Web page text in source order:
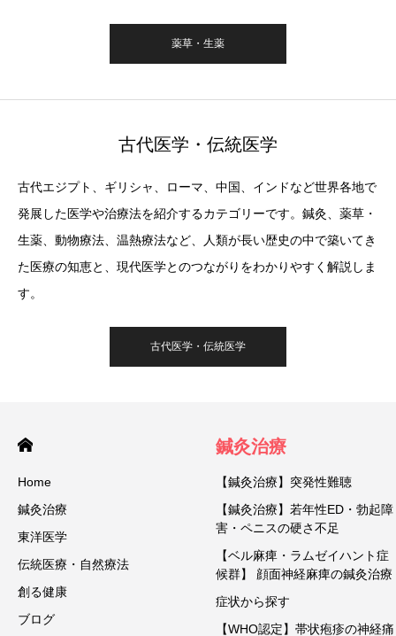
薬草・生薬
古代医学・伝統医学
古代エジプト、ギリシャ、ローマ、中国、インドなど世界各地で
発展した医学や治療法を紹介するカテゴリーです。鍼灸、薬草・
生薬、動物療法、温熱療法など、人類が長い歴史の中で築いてき
た医療の知恵と、現代医学とのつながりをわかりやすく解説しま
す。
古代医学・伝統医学
Home
鍼灸治療
東洋医学
伝統医療・自然療法
創る健康
ブログ
鍼灸治療
【鍼灸治療】突発性難聴
【鍼灸治療】若年性ED・勃起障
害・ペニスの硬さ不足
【ベル麻痺・ラムゼイハント症
候群】 顔面神経麻痺の鍼灸治療
症状から探す
【WHO認定】帯状疱疹の神経痛